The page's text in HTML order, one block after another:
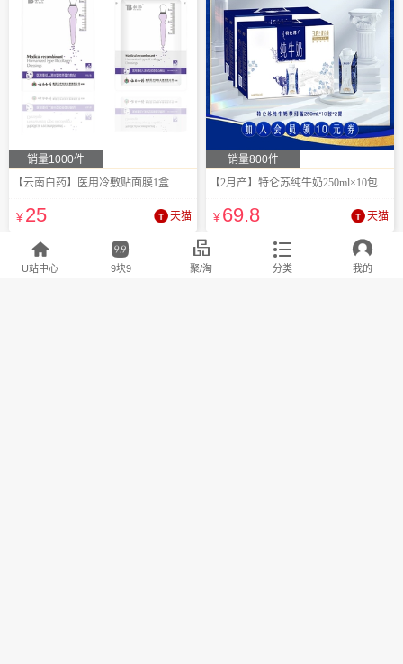
销量1000件
【云南白药】医用冷敷贴面膜1盒
¥25 天猫
销量800件
【2月产】特仑苏纯牛奶250ml×10包×2箱
¥69.8 天猫

U站中心

9块9

聚/淘

分类

我的